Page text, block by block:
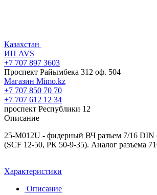
Казахстан
ИП AVS
+7 707 897 3603
Проспект Райымбека 312 оф. 504
Магазин Mimo.kz
+7 707 850 70 70
+7 707 612 12 34
проспект Республики 12
Описание
25-M012U - фидерный ВЧ разъем 7/16 DIN
(SCF 12-50, РК 50-9-35). Аналог разъема
Характеристики
Описание